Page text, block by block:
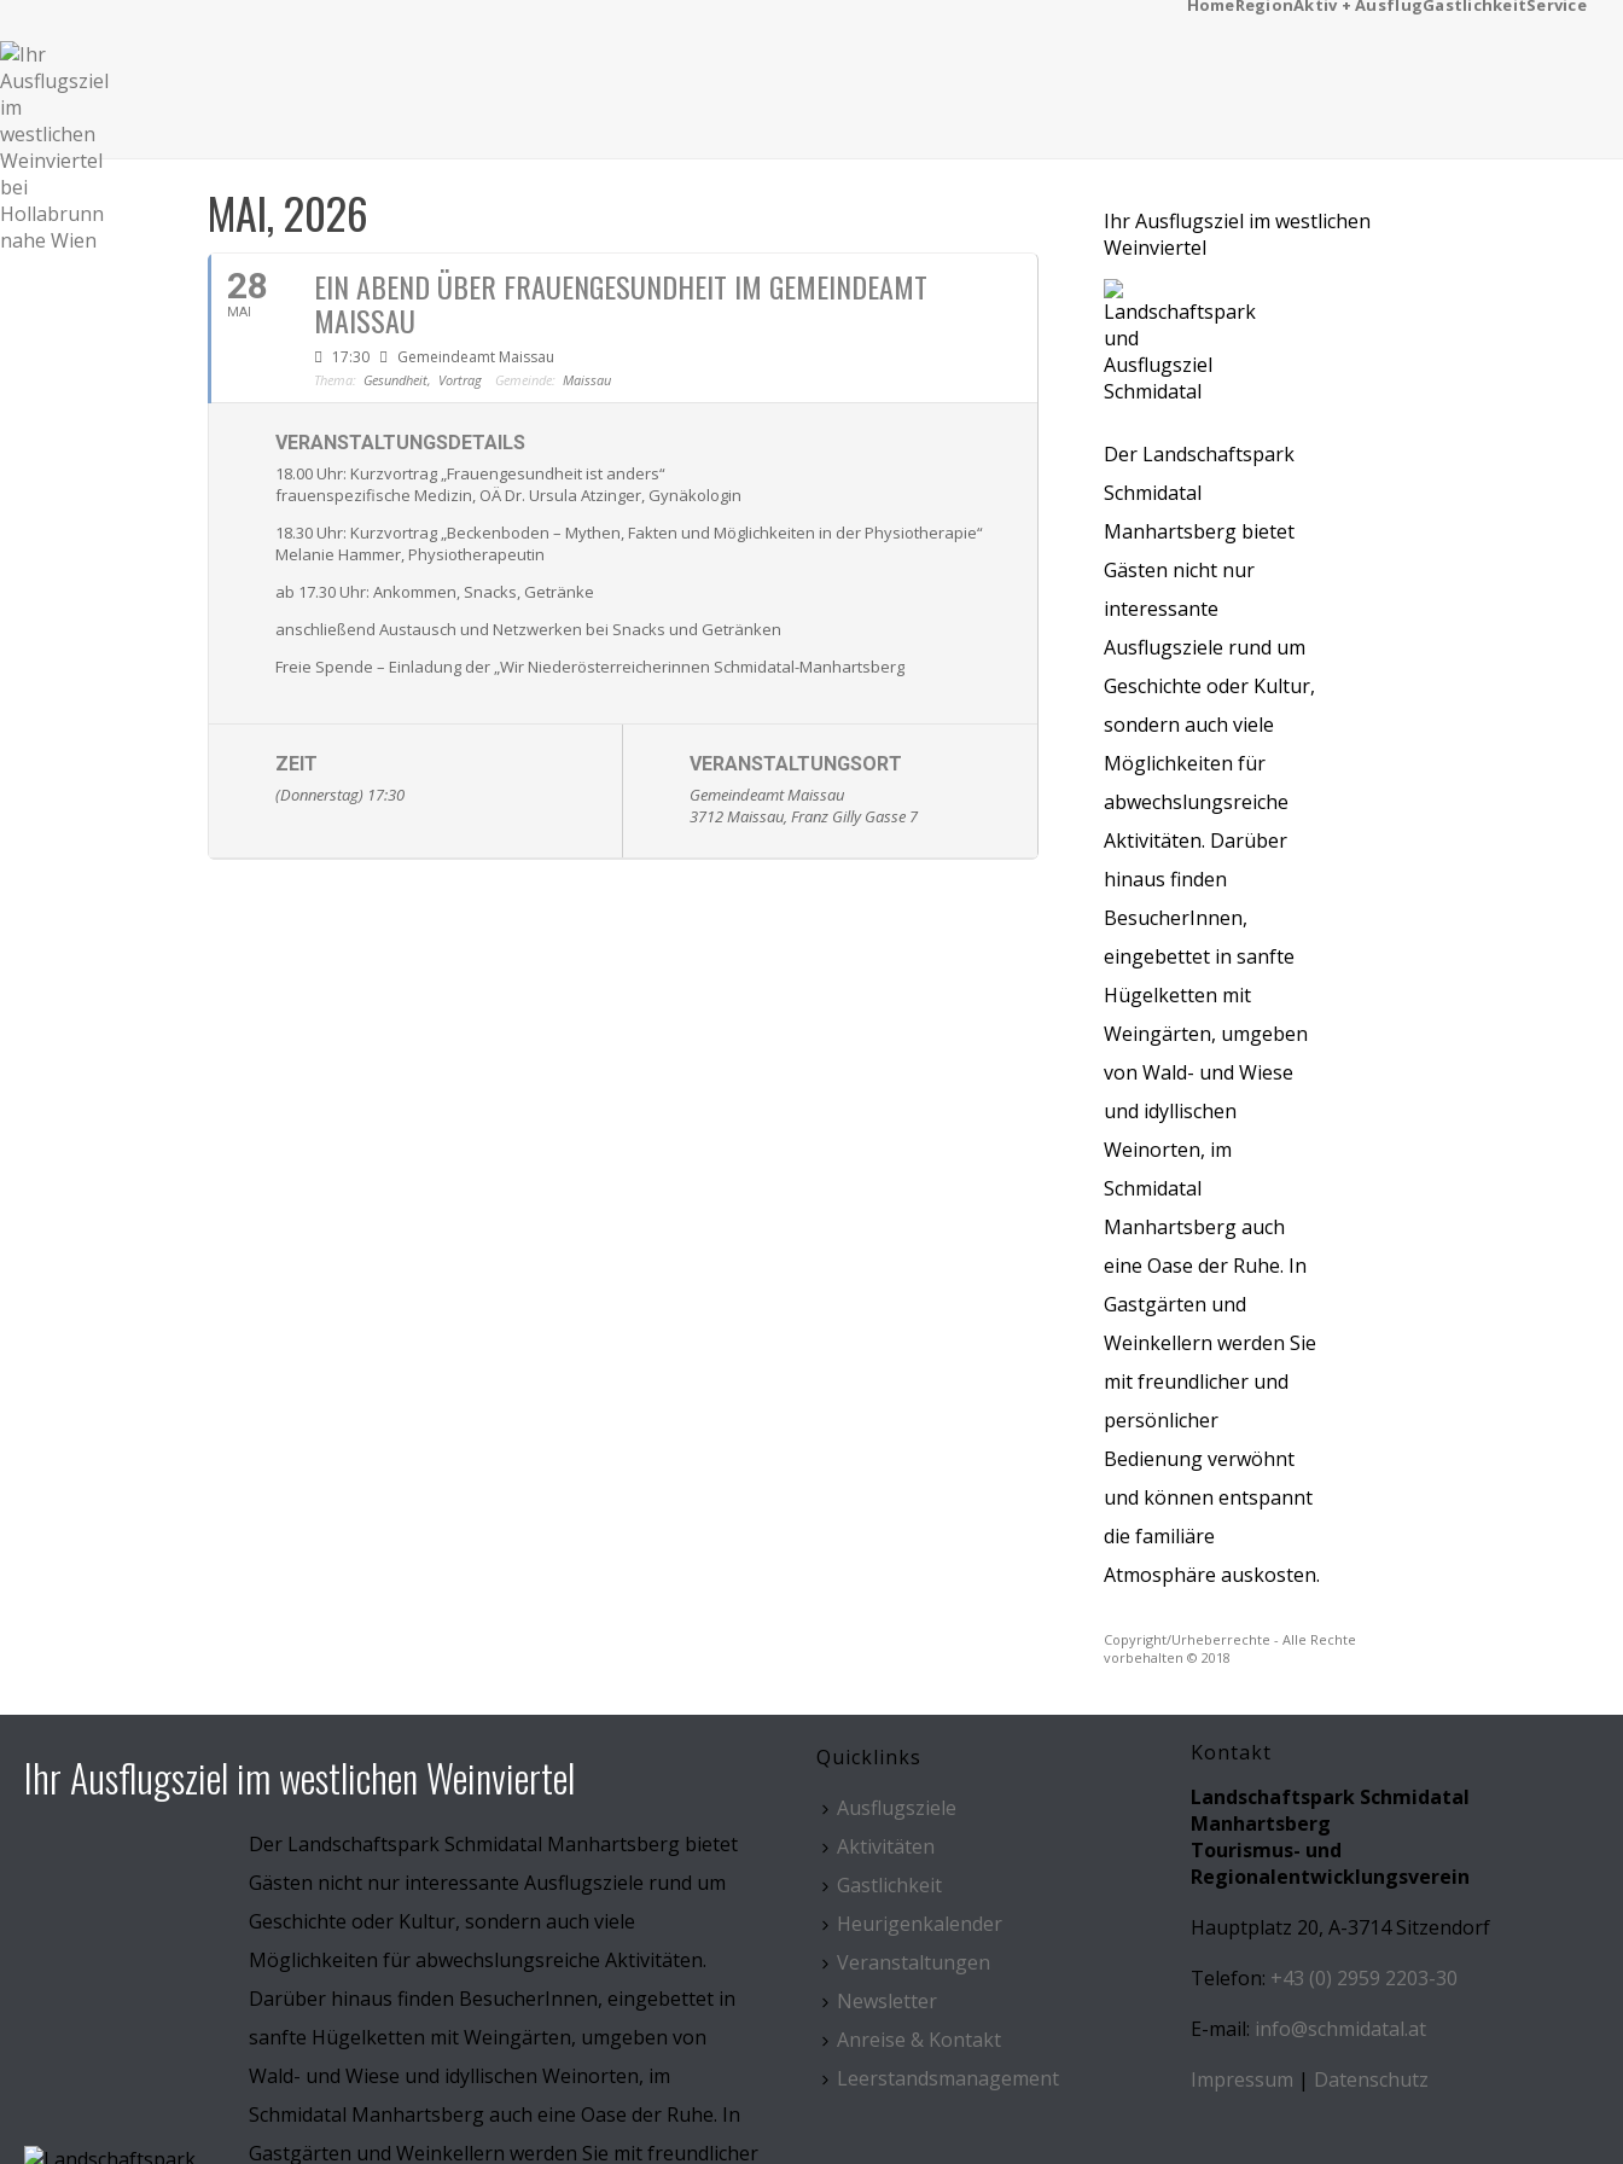
Home RegionAktiv + AusflugGastlichkeitService
MAI, 2026
28
MAI
EIN ABEND ÜBER FRAUENGESUNDHEIT IM GEMEINDEAMT
MAISSAU
17:30 Gemeindeamt Maissau
Thema: Gesundheit, Vortrag Gemeinde: Maissau
VERANSTALTUNGSDETAILS
18.00 Uhr: Kurzvortrag „Frauengesundheit ist anders“
frauenspezifische Medizin, OÄ Dr. Ursula Atzinger, Gynäkologin
18.30 Uhr: Kurzvortrag „Beckenboden – Mythen, Fakten und Möglichkeiten in der Physiotherapie“
Melanie Hammer, Physiotherapeutin
ab 17.30 Uhr: Ankommen, Snacks, Getränke
anschließend Austausch und Netzwerken bei Snacks und Getränken
Freie Spende – Einladung der „Wir Niederösterreicherinnen Schmidatal-Manhartsberg
ZEIT
(Donnerstag) 17:30
VERANSTALTUNGSORT
Gemeindeamt Maissau
3712 Maissau, Franz Gilly Gasse 7
Ihr Ausflugsziel im westlichen
Weinviertel
Der Landschaftspark
Schmidatal
Manhartsberg bietet
Gästen nicht nur
interessante
Ausflugsziele rund um
Geschichte oder Kultur,
sondern auch viele
Möglichkeiten für
abwechslungsreiche
Aktivitäten. Darüber
hinaus finden
BesucherInnen,
eingebettet in sanfte
Hügelketten mit
Weingärten, umgeben
von Wald- und Wiese
und idyllischen
Weinorten, im
Schmidatal
Manhartsberg auch
eine Oase der Ruhe. In
Gastgärten und
Weinkellern werden Sie
mit freundlicher und
persönlicher
Bedienung verwöhnt
und können entspannt
die familiäre
Atmosphäre auskosten.
Copyright/Urheberrechte - Alle Rechte
vorbehalten © 2018
Ihr Ausflugsziel im westlichen Weinviertel
Der Landschaftspark Schmidatal Manhartsberg bietet
Gästen nicht nur interessante Ausflugsziele rund um
Geschichte oder Kultur, sondern auch viele
Möglichkeiten für abwechslungsreiche Aktivitäten.
Darüber hinaus finden BesucherInnen, eingebettet in
sanfte Hügelketten mit Weingärten, umgeben von
Wald- und Wiese und idyllischen Weinorten, im
Schmidatal Manhartsberg auch eine Oase der Ruhe. In
Gastgärten und Weinkellern werden Sie mit freundlicher
Quicklinks
Ausflugsziele
Aktivitäten
Gastlichkeit
Heurigenkalender
Veranstaltungen
Newsletter
Anreise & Kontakt
Leerstandsmanagement
Kontakt
Landschaftspark Schmidatal
Manhartsberg
Tourismus- und
Regionalentwicklungsverein
Hauptplatz 20, A-3714 Sitzendorf
Telefon: +43 (0) 2959 2203-30
E-mail: info@schmidatal.at
Impressum | Datenschutz